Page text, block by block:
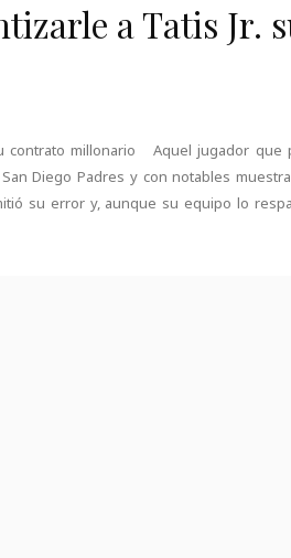
a Tatis Jr.
contrato millonario Aquel jugador que
Diego Padres y con notables
su error y, aunque su equipo lo